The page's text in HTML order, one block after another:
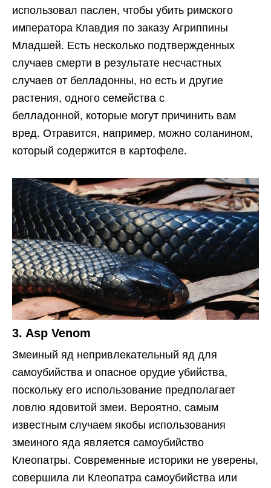
использовал паслен, чтобы убить римского
императора Клавдия по заказу Агриппины
Младшей. Есть несколько подтвержденных
случаев смерти в результате несчастных
случаев от белладонны, но есть и другие
растения, одного семейства с
белладонной, которые могут причинить вам
вред. Отравится, например, можно соланином,
который содержится в картофеле.
3. Asp Venom
Змеиный яд непривлекательный яд для
самоубийства и опасное орудие убийства,
поскольку его использование предполагает
ловлю ядовитой змеи. Вероятно, самым
известным случаем якобы использования
змеиного яда является самоубийство
Клеопатры. Современные историки не уверены,
совершила ли Клеопатра самоубийства или